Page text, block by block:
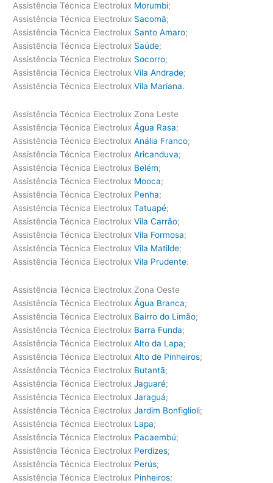
Assistência Técnica Electrolux Morumbi;
Assistência Técnica Electrolux Sacomã;
Assistência Técnica Electrolux Santo Amaro;
Assistência Técnica Electrolux Saúde;
Assistência Técnica Electrolux Socorro;
Assistência Técnica ElectroluxVila Andrade;
Assistência Técnica ElectroluxVila Mariana.
Assistência Técnica Electrolux Zona Leste
Assistência Técnica ElectroluxÁgua Rasa;
Assistência Técnica ElectroluxAnália Franco;
Assistência Técnica ElectroluxAricanduva;
Assistência Técnica Electrolux Belém;
Assistência Técnica Electrolux Mooca;
Assistência Técnica Electrolux Penha;
Assistência Técnica ElectroluxTatuapé;
Assistência Técnica ElectroluxVila Carrão;
Assistência Técnica ElectroluxVila Formosa;
Assistência Técnica ElectroluxVila Matilde;
Assistência Técnica ElectroluxVila Prudente.
Assistência Técnica Electrolux Zona Oeste
Assistência Técnica ElectroluxÁgua Branca;
Assistência Técnica Electrolux Bairro do Limão;
Assistência Técnica Electrolux Barra Funda;
Assistência Técnica ElectroluxAlto da Lapa;
Assistência Técnica ElectroluxAlto de Pinheiros;
Assistência Técnica Electrolux Butantã;
Assistência Técnica ElectroluxJaguaré;
Assistência Técnica ElectroluxJaraguá;
Assistência Técnica ElectroluxJardim Bonfiglioli;
Assistência Técnica Electrolux Lapa;
Assistência Técnica Electrolux Pacaembú;
Assistência Técnica Electrolux Perdizes;
Assistência Técnica Electrolux Perús;
Assistência Técnica Electrolux Pinheiros;